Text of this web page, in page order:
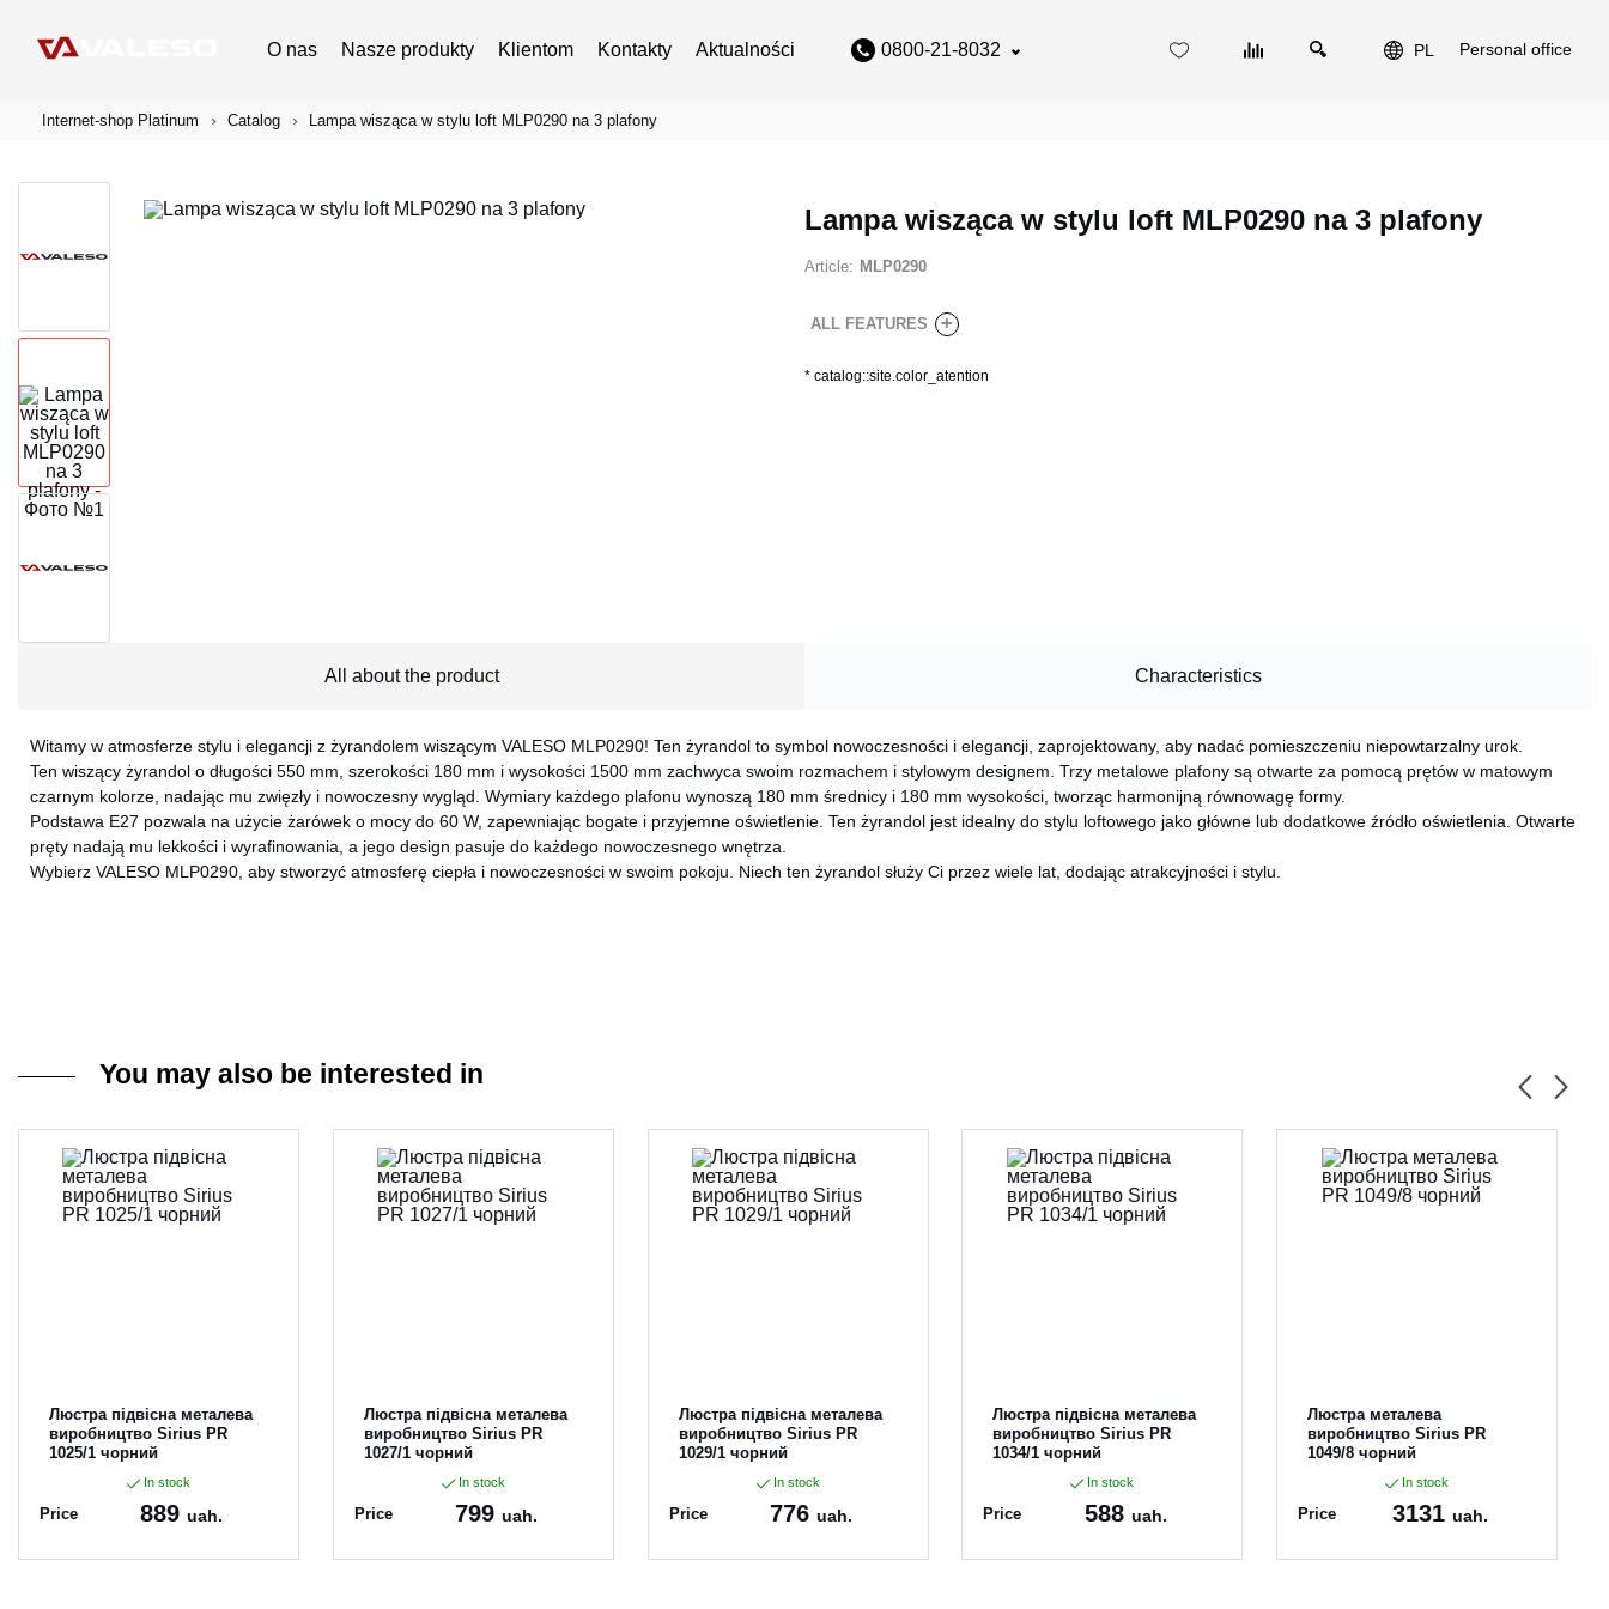
O nas Nasze produkty Klientom Kontakty Aktualności 0800-21-8032 PL Personal office
Internet-shop Platinum Catalog Lampa wisząca w stylu loft MLP0290 na 3 plafony
Lampa wisząca w stylu loft MLP0290 na 3 plafony
Article: MLP0290
ALL FEATURES +
* catalog::site.color_atention
All about the product Characteristics
Witamy w atmosferze stylu i elegancji z żyrandolem wiszącym VALESO MLP0290! Ten żyrandol to symbol nowoczesności i elegancji, zaprojektowany, aby nadać pomieszczeniu niepowtarzalny urok.
Ten wiszący żyrandol o długości 550 mm, szerokości 180 mm i wysokości 1500 mm zachwyca swoim rozmachem i stylowym designem. Trzy metalowe plafony są otwarte za pomocą prętów w matowym
czarnym kolorze, nadając mu zwięzły i nowoczesny wygląd. Wymiary każdego plafonu wynoszą 180 mm średnicy i 180 mm wysokości, tworząc harmonijną równowagę formy.
Podstawa E27 pozwala na użycie żarówek o mocy do 60 W, zapewniając bogate i przyjemne oświetlenie. Ten żyrandol jest idealny do stylu loftowego jako główne lub dodatkowe źródło oświetlenia. Otwarte
pręty nadają mu lekkości i wyrafinowania, a jego design pasuje do każdego nowoczesnego wnętrza.
Wybierz VALESO MLP0290, aby stworzyć atmosferę ciepła i nowoczesności w swoim pokoju. Niech ten żyrandol służy Ci przez wiele lat, dodając atrakcyjności i stylu.
You may also be interested in
Люстра підвісна металева
виробництво Sirius PR
1025/1 чорний
In stock
Price 889uah.
Люстра підвісна металева
виробництво Sirius PR
1027/1 чорний
In stock
Price 799uah.
Люстра підвісна металева
виробництво Sirius PR
1029/1 чорний
In stock
Price 776uah.
Люстра підвісна металева
виробництво Sirius PR
1034/1 чорний
In stock
Price 588 uah.
Люстра металева
виробництво Sirius PR
1049/8 чорний
In stock
Price 3131uah.